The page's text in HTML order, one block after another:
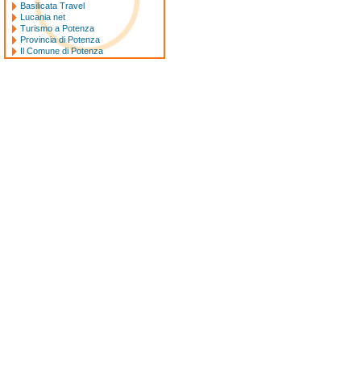
Basilicata Travel
Lucania net
Turismo a Potenza
Provincia di Potenza
Il Comune di Potenza